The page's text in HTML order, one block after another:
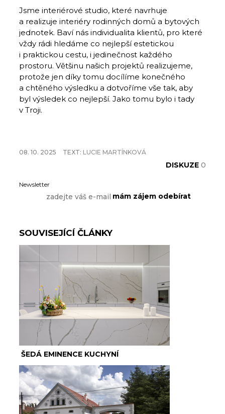
Jsme interiérové studio, které navrhuje
a realizuje interiéry rodinných domů a bytových
jednotek. Baví nás individualita klientů, pro které
vždy rádi hledáme co nejlepší estetickou
i praktickou cestu, i jedinečnost každého
prostoru. Většinu našich projektů realizujeme,
protože jen díky tomu docílíme konečného
a chtěného výsledku a dotvoříme vše tak, aby
byl výsledek co nejlepší. Jako tomu bylo i tady
v Troji.
08. 10. 2025 TEXT: LUCIE MARTÍNKOVÁ
DISKUZE 0
Newsletter
SOUVISEJÍCÍ ČLÁNKY
ŠEDÁ EMINENCE KUCHYNÍ